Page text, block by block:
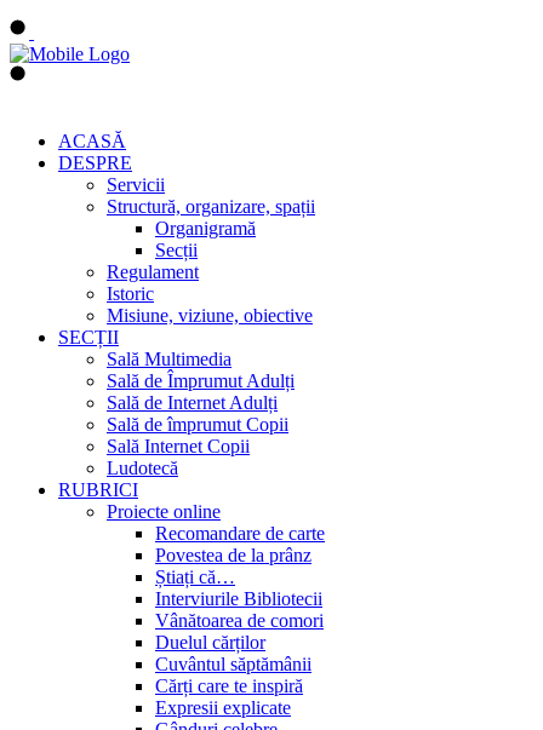
ACASĂ
DESPRE
Servicii
Structură, organizare, spații
Organigramă
Secții
Regulament
Istoric
Misiune, viziune, obiective
SECȚII
Sală Multimedia
Sală de Împrumut Adulți
Sală de Internet Adulți
Sală de împrumut Copii
Sală Internet Copii
Ludotecă
RUBRICI
Proiecte online
Recomandare de carte
Povestea de la prânz
Știați că…
Interviurile Bibliotecii
Vânătoarea de comori
Duelul cărților
Cuvântul săptămânii
Cărți care te inspiră
Expresii explicate